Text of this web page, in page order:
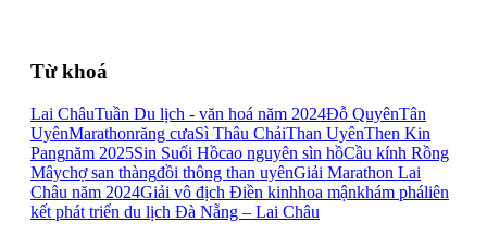
Từ khoá
Lai ChâuTuần Du lịch - văn hoá năm 2024Đỗ QuyênTân
UyênMarathonrăng cưaSì Thâu ChảiThan UyênThen Kin
Pangnăm 2025Sin Suối Hồcao nguyên sìn hồCầu kính Rồng
Mâychợ san thàngđồi thông than uyênGiải Marathon Lai
Châu năm 2024Giải vô địch Điền kinhhoa mậnkhám pháliên
kết phát triển du lịch Đà Nẵng – Lai Châu